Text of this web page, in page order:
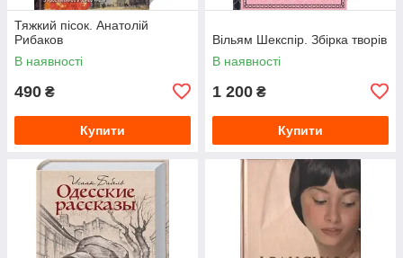
Тяжкий пісок. Анатолій
Рибаков
В наявності
490 ₴
Купити
Вільям Шекспір. Збірка творів
В наявності
1 200 ₴
Купити